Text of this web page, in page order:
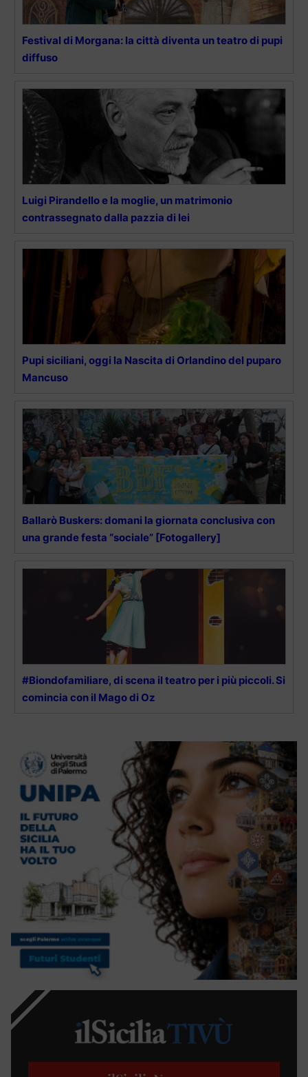
Festival di Morgana: la città diventa un teatro di pupi
diffuso
Luigi Pirandello e la moglie, un matrimonio
contrassegnato dalla pazzia di lei
Pupi siciliani, oggi la Nascita di Orlandino del puparo
Mancuso
Ballarò Buskers: domani la giornata conclusiva con
una grande festa “sociale” [Fotogallery]
#Biondofamiliare, di scena il teatro per i più piccoli. Si
comincia con il Mago di Oz